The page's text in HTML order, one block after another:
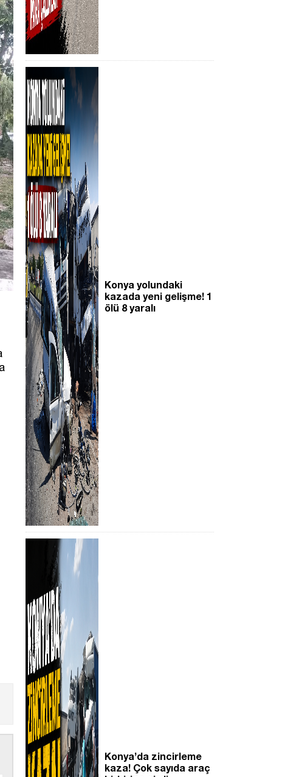
Konya yolundaki
kazada yeni gelişme! 1
ölü 8 yaralı
Konya’da zincirleme
kaza! Çok sayıda araç